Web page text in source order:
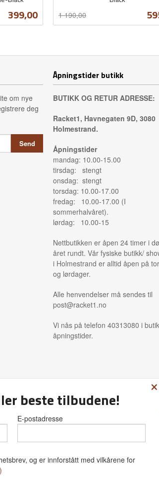
Tilbud
399,00 1 190,00
mva.
om nye
deg
Åpningstider butikk
BUTIKK OG RETUR ADRESSE:
Racket1, Havnegaten 9D, 3080
Holmestrand.
Åpningstider
mandag: 10.00-15.00
tirsdag: stengt
onsdag: stengt
torsdag: 10.00-17.00
fredag: 10.00-17.00 (I
sommerhalvåret).
lørdag: 10.00-15
Nettbutikken er åpen 24 timer i
året rundt. Vår fysiske butikk/
i Holmestrand er alltid åpen på
og lørdager.
Alle henvendelser må sendes til
post@racket1.no
Vi nås på telefon 40313080 i
åpningstider.
©
×
beste tilbudene!
E-postadresse
og er innforstått med vilkårene for